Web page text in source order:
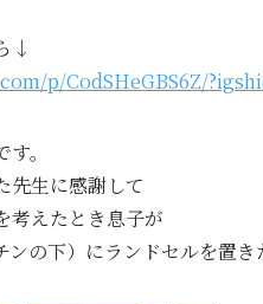
↓
p/CodSHeGBS6Z/
。
先生に感謝して
考えたとき息子が
ンの下）にランドセルを置き